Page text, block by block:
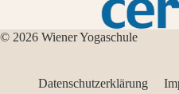
© 2026 Wiener Yogaschule
Datenschutzerklärung